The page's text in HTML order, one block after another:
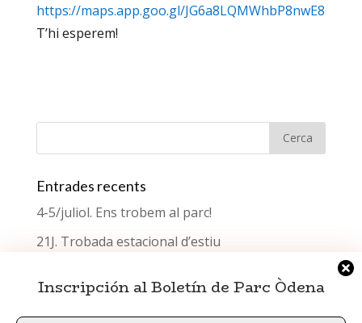
https://maps.app.goo.gl/JG6a8LQMWhbP8nwE8
T’hi esperem!
Inscripción al Boletín de Parc Òdena
Entrades recents
4-5/juliol. Ens trobem al parc!
21J. Trobada estacional d’estiu
Trobada estacional de primavera